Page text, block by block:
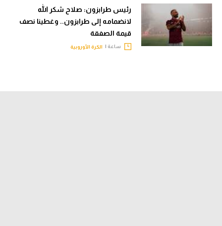
رئيس طرابزون: صلاح شكر الله
لانضمامه إلى طرابزون.. وغطينا نصف
قيمة الصفقة
ساعة | الكرة الأوروبية